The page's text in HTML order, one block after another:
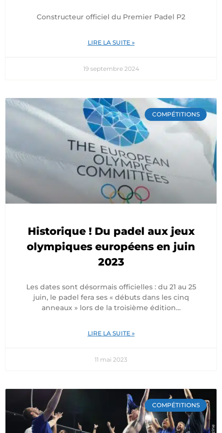
Constructeur officiel du Premier Padel P2
LIRE LA SUITE »
19 septembre 2024
COMPÉTITIONS
Historique ! Du padel aux jeux
olympiques européens en juin
2023
Les dates sont désormais officielles : du 21 au 25
juin, le padel fera ses « débuts dans les cinq
anneaux » lors de la troisième édition…
LIRE LA SUITE »
11 mai 2023
COMPÉTITIONS